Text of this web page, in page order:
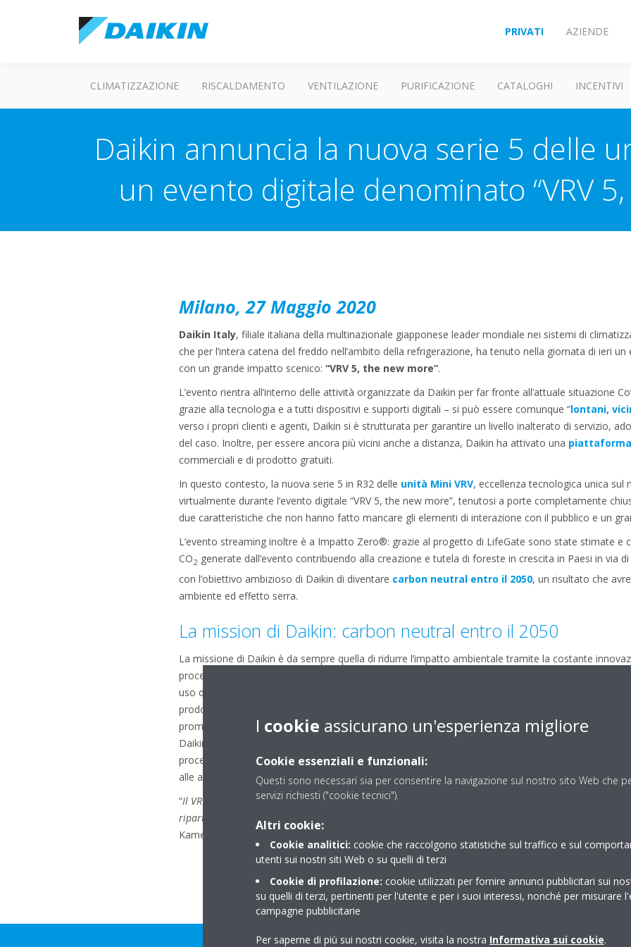
PRIVATI AZIENDE
CLIMATIZZAZIONE RISCALDAMENTO VENTILAZIONE PURIFICAZIONE CATALOGHI INCENTIVI
Daikin annuncia la nuova serie 5 delle
un evento digitale denominato “VRV
Milano, 27 Maggio 2020
Daikin Italy, filiale italiana della multinazionale giapponese leader mondiale nei sistemi di
che per l’intera catena del freddo nell’ambito della refrigerazione, ha tenuto nella giornata di ieri
con un grande impatto scenico: “VRV 5, the new more”.
L’evento rientra all’interno delle attività organizzate da Daikin per far fronte all’attuale situazione
grazie alla tecnologia e a tutti dispositivi e supporti digitali – si può essere comunque “lontani,
verso i propri clienti e agenti, Daikin si è strutturata per garantire un livello inalterato di servizio,
del caso. Inoltre, per essere ancora più vicini anche a distanza, Daikin ha attivato una
commerciali e di prodotto gratuiti.
In questo contesto, la nuova serie 5 in R32 delle unità Mini VRV, eccellenza tecnologica unica sul
virtualmente durante l’evento digitale “VRV 5, the new more”, tenutosi a porte completamente
due caratteristiche che non hanno fatto mancare gli elementi di interazione con il pubblico e un
L’evento streaming inoltre è a Impatto Zero®: grazie al progetto di LifeGate sono state stimate e
CO2 generate dall’evento contribuendo alla creazione e tutela di foreste in crescita in Paesi in via
con l’obiettivo ambizioso di Daikin di diventare carbon neutral entro il 2050, un risultato che
ambiente ed effetto serra.
La mission di Daikin: carbon neutral entro il 2050
La missione di Daikin è da sempre quella di ridurre l’impatto ambientale tramite la costante
processo. Obiettivo che raggiunge sviluppando prodotti ad alta efficienza energetica che
uso di refrigeranti con un basso potenziale di riscaldamento globale (GWP). Come per il lancio nel
prodotti residenziali con refrigerante R32 (che riduce del 75% l’impatto in termini di emissioni),
promotore del cambiamento per portare il massimo beneficio per l’ambiente, l’anno scorso
Daikin (nuova gamma VRV che utilizza refrigerante rigenerato) e Installatore Green, per formare
procedure per recuperare il gas all’interno delle macchine da sostituire senza impatti
alle attese del mercato lanciando i primi sistemi VRV a R32.
“Il VRV 5 è il risultato di anni di ricerca e innovazione e siamo felici di presentarlo proprio in questo
ripartenza in un contesto che ci richiede ogni giorno di essere più proattivi e sensibili ai grandi temi
Kamekawa, Presidente e Amministratore Delegato di Daikin Italy.
I cookie assicurano un'esperienza migliore
Cookie essenziali e funzionali:
Questi sono necessari sia per consentire la navigazione sul nostro sito Web che
servizi richiesti ("cookie tecnici").
Altri cookie:
Cookie analitici: cookie che raccolgono statistiche sul traffico e sul
utenti sui nostri siti Web o su quelli di terzi
Cookie di profilazione: cookie utilizzati per fornire annunci pubblicitari sui
su quelli di terzi, pertinenti per l'utente e per i suoi interessi, nonché per misurare
campagne pubblicitarie
Per saperne di più sui nostri cookie, visita la nostra Informativa sui cookie.